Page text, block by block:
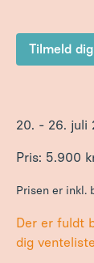
Pris: 5.900
Der er fuldt